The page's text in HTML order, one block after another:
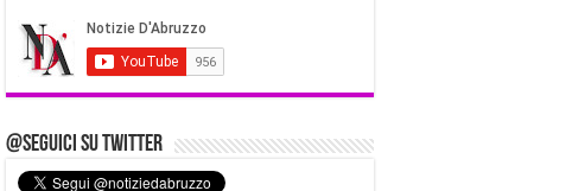
@Seguici su Twitter